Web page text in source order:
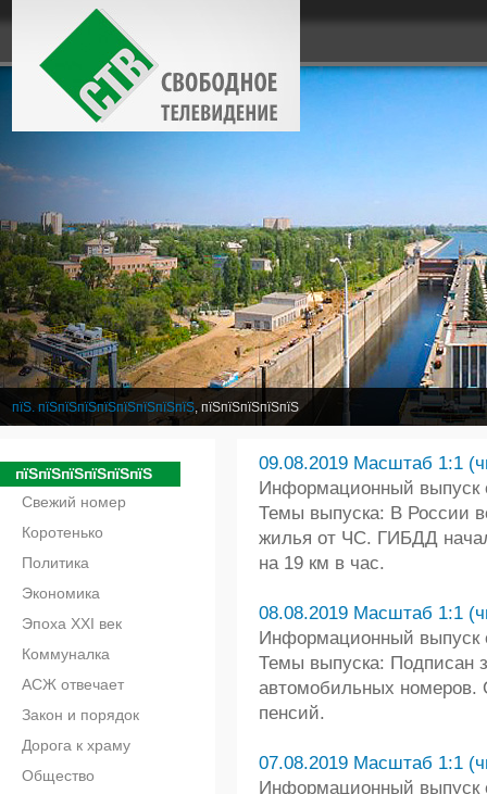
пїЅ. пїЅпїЅпїЅпїЅпїЅпїЅпїЅпїЅ, пїЅпїЅпїЅпїЅпїЅ
пїЅпїЅпїЅпїЅпїЅпїЅ
Свежий номер
Коротенько
Политика
Экономика
Эпоха XXI век
Коммуналка
АСЖ отвечает
Закон и порядок
Дорога к храму
Общество
09.08.2019 Масштаб 1:1
Информационный выпуск
Темы выпуска: В России
жилья от ЧС. ГИБДД
на 19 км в час.
08.08.2019 Масштаб 1:1
Информационный выпуск
Темы выпуска: Подписан
автомобильных номеров.
пенсий.
07.08.2019 Масштаб 1:1
Информационный выпуск